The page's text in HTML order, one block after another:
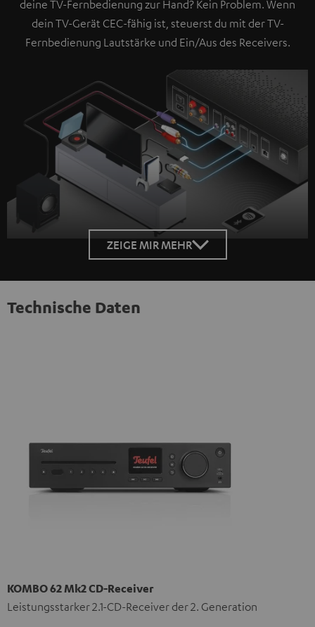
deine TV-Fernbedienung zur Hand? Kein Problem. Wenn
dein TV-Gerät CEC-fähig ist, steuerst du mit der TV-
Fernbedienung Lautstärke und Ein/Aus des Receivers.
ZEIGE MIR MEHR
Technische Daten
KOMBO 62 Mk2 CD-Receiver
Leistungsstarker 2.1-CD-Receiver der 2. Generation